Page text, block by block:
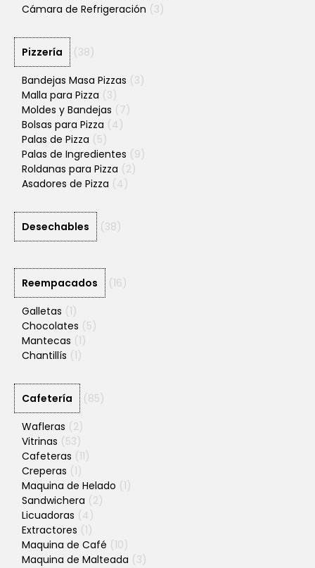
Cámara de Refrigeración (3)
Pizzería
(38)
Bandejas Masa Pizzas (3)
Malla para Pizza (3)
Moldes y Bandejas (7)
Bolsas para Pizza (4)
Palas de Pizza (5)
Palas de Ingredientes (9)
Roldanas para Pizza (2)
Asadores de Pizza (4)
Desechables (38)
Reempacados
(16)
Galletas (1)
Chocolates (5)
Mantecas (1)
Chantillís (1)
Cafetería
(85)
Wafleras (2)
Vitrinas (53)
Cafeteras (11)
Creperas (1)
Maquina de Helado (1)
Sandwichera (2)
Licuadoras (4)
Extractores (1)
Maquina de Café (10)
Maquina de Malteada (3)